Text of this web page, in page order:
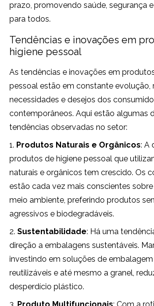
prazo, promovendo saúde, segurança
para todos.
Tendências e inovações em
higiene pessoal
As tendências e inovações em
pessoal estão em constante evolução,
necessidades e desejos dos
contemporâneos. Aqui estão algumas
tendências observadas no setor:
1. Produtos Naturais e Orgânicos: A
produtos de higiene pessoal que
naturais e orgânicos tem crescido. Os
estão cada vez mais conscientes
meio ambiente, preferindo produtos
agressivos e biodegradáveis.
2.Sustentabilidade: Há uma
direção a embalagens sustentáveis.
investindo em soluções de embalagem
reutilizáveis e até mesmo a granel,
desperdício plástico.